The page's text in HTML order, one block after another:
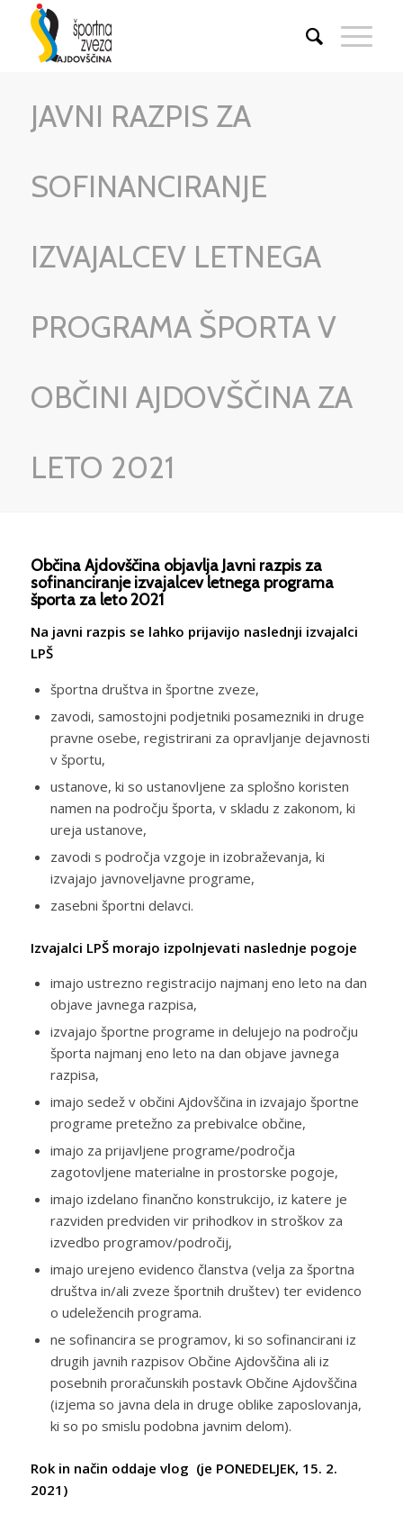
JAVNI RAZPIS ZA
SOFINANCIRANJE
IZVAJALCEV LETNEGA
PROGRAMA ŠPORTA V
OBČINI AJDOVŠČINA ZA
LETO 2021
Občina Ajdovščina objavlja Javni razpis za
sofinanciranje izvajalcev letnega programa
športa za leto 2021
Na javni razpis se lahko prijavijo naslednji izvajalci
LPŠ
športna društva in športne zveze,
zavodi, samostojni podjetniki posamezniki in druge
pravne osebe, registrirani za opravljanje dejavnosti
v športu,
ustanove, ki so ustanovljene za splošno koristen
namen na področju športa, v skladu z zakonom, ki
ureja ustanove,
zavodi s področja vzgoje in izobraževanja, ki
izvajajo javnoveljavne programe,
zasebni športni delavci.
Izvajalci LPŠ morajo izpolnjevati naslednje pogoje
imajo ustrezno registracijo najmanj eno leto na dan
objave javnega razpisa,
izvajajo športne programe in delujejo na področju
športa najmanj eno leto na dan objave javnega
razpisa,
imajo sedež v občini Ajdovščina in izvajajo športne
programe pretežno za prebivalce občine,
imajo za prijavljene programe/področja
zagotovljene materialne in prostorske pogoje,
imajo izdelano finančno konstrukcijo, iz katere je
razviden predviden vir prihodkov in stroškov za
izvedbo programov/področij,
imajo urejeno evidenco članstva (velja za športna
društva in/ali zveze športnih društev) ter evidenco
o udeležencih programa.
ne sofinancira se programov, ki so sofinancirani iz
drugih javnih razpisov Občine Ajdovščina ali iz
posebnih proračunskih postavk Občine Ajdovščina
(izjema so javna dela in druge oblike zaposlovanja,
ki so po smislu podobna javnim delom).
Rok in način oddaje vlog (je PONEDELJEK, 15. 2.
2021)